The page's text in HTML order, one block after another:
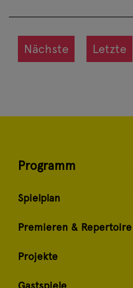
Nächste Letzte
Programm
Spielplan
Premieren & Repertoire
Projekte